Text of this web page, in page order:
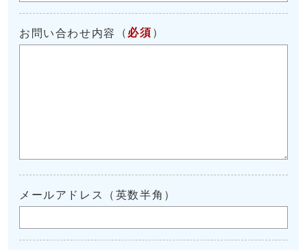
お問い合わせ内容 （ 必須 ）
メールアドレス（英数半角）